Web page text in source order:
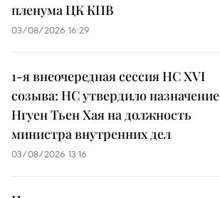
пленума ЦК КПВ
03/08/2026 16:29
1-я внеочередная сессия НС XVI
созыва: НС утвердило назначение
Нгуен Тьен Хая на должность
министра внутренних дел
03/08/2026 13:16